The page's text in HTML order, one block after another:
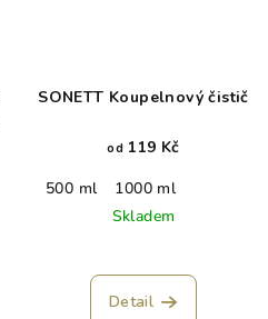
SONETT Koupelnový čistič
od 119 Kč
500 ml
1000 ml
Skladem
Detail